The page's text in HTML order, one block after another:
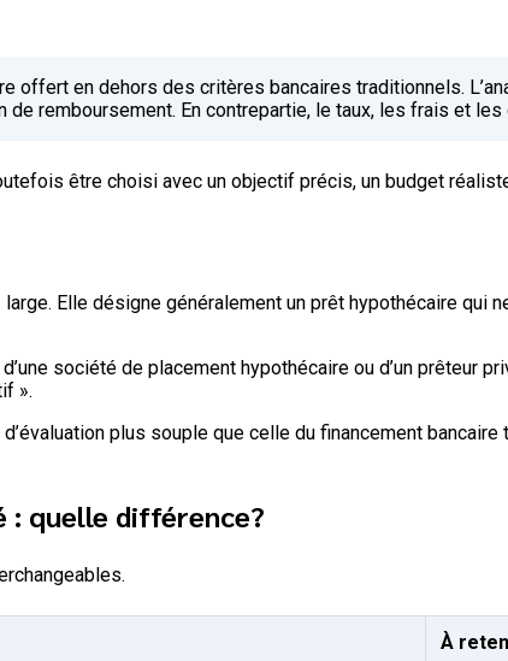
offert en dehors des critères bancaires traditionnels.
de remboursement. En contrepartie, le taux, les frais et
être choisi avec un objectif précis, un budget
Elle désigne généralement un prêt hypothécaire qui
société de placement hypothécaire ou d’un prêteur
».
plus souple que celle du financement
quelle différence?
À